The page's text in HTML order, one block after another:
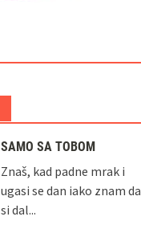
SAMO SA TOBOM
Znaš, kad padne mrak i
ugasi se dan iako znam da
si dal...